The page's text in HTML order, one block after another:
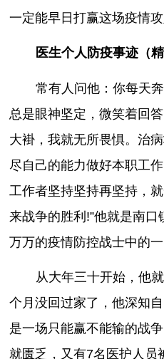
一定能早日打赢这场疫情
医生个人防疫事迹（精
常有人问他：你每天
总是眼神坚定，微笑着回
大褂，我就无所畏惧。治
尽自己的能力做好本职工
工作者坚持坚持再坚持，
来战争的胜利!”他就是南
万万的疫情防控战士中的一
从大年三十开始，他
个月没回过家了，他深知
是一场只能赢不能输的战
就匮乏，又有7名医护人员